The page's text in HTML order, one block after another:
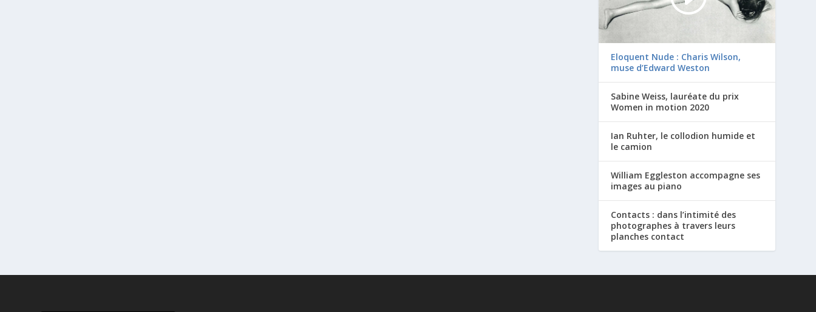
Eloquent Nude : Charis Wilson,
muse d’Edward Weston
Sabine Weiss, lauréate du prix
Women in motion 2020
Ian Ruhter, le collodion humide et
le camion
William Eggleston accompagne ses
images au piano
Contacts : dans l’intimité des
photographes à travers leurs
planches contact